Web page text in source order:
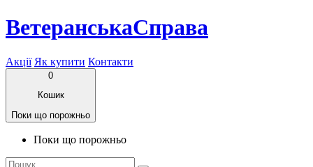
ВетеранськаСправа
Акції Як купити Контакти
0
Кошик
Поки що порожньо
Поки що порожньо